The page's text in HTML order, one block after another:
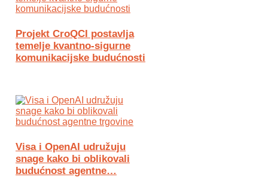
Projekt CroQCI postavlja
temelje kvantno-sigurne
komunikacijske budućnosti
Visa i OpenAI udružuju
snage kako bi oblikovali
budućnost agentne…